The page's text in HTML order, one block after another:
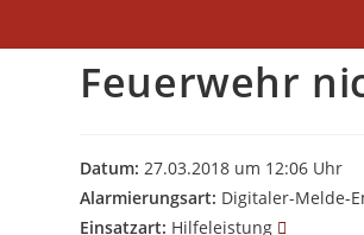
Feuerwehr
Datum: 27.03.2018 um 12:06 Uhr
Alarmierungsart: Digitaler-Melde-
Einsatzart: Hilfeleistung